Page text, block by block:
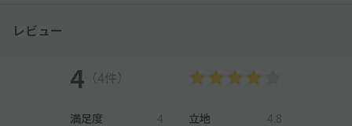
レビュー
4 （4件）
満足度 4 立地 4.8